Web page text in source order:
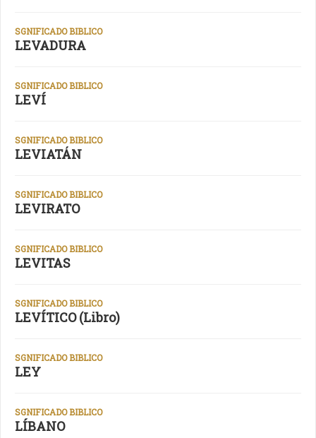
SGNIFICADO BIBLICO
LEVADURA
SGNIFICADO BIBLICO
LEVÍ
SGNIFICADO BIBLICO
LEVIATÁN
SGNIFICADO BIBLICO
LEVIRATO
SGNIFICADO BIBLICO
LEVITAS
SGNIFICADO BIBLICO
LEVÍTICO (Libro)
SGNIFICADO BIBLICO
LEY
SGNIFICADO BIBLICO
LÍBANO